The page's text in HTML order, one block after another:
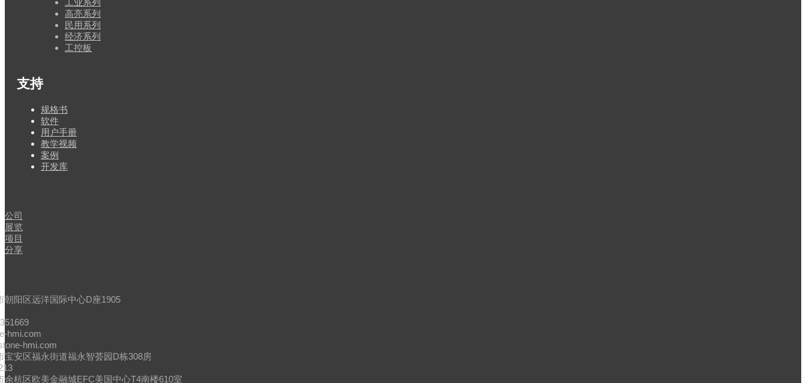
工业系列
高亮系列
民用系列
经济系列
工控板
支持
规格书
软件
用户手册
教学视频
案例
开发库
公司
展览
项目
分享
朝阳区远洋国际中心D座1905
hmi.com
hmi.com
宝安区福永街道福永智荟园D栋308房
余杭区欧美金融城EFC美国中心T4南楼610室